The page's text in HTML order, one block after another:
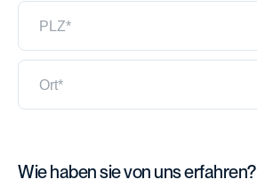
PLZ*
Ort*
Wie haben sie von uns erfahren?